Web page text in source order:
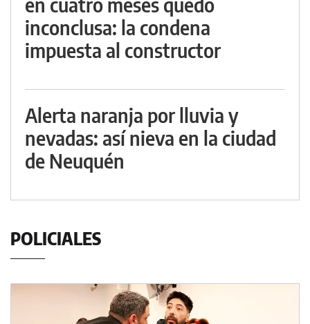
inconclusa: la condena
impuesta al constructor
Alerta naranja por lluvia y
nevadas: así nieva en la ciudad
de Neuquén
POLICIALES